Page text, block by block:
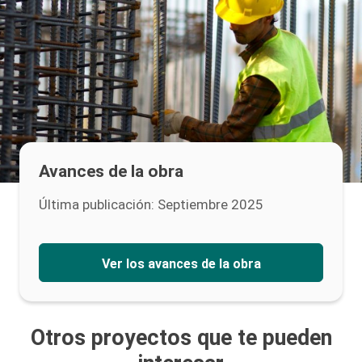
Avances de la obra
Última publicación: Septiembre 2025
Ver los avances de la obra
Otros proyectos que te pueden